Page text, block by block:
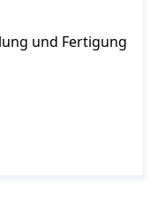
und Fertigung